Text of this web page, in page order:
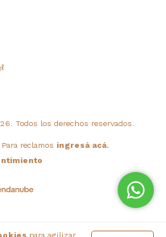
para agilizar
Todos los derechos reservados.
reclamos ingresá acá.